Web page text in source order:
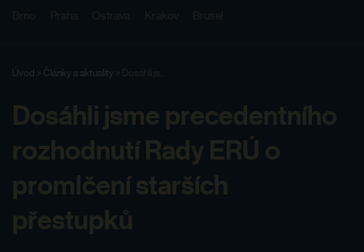
Brno Praha Ostrava Krakov Brusel
Úvod > Články a aktuality > Dosáhli js...
Dosáhli jsme precedentního
rozhodnutí Rady ERÚ o
promlčení starších
přestupků